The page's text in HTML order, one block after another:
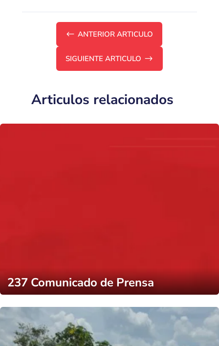
# ANTERIOR ARTICULO
SIGUIENTE ARTICULO $
Articulos relacionados
237 Comunicado de Prensa